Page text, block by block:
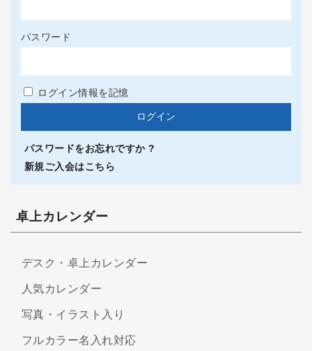
パスワード
ログイン情報を記憶
パスワードをお忘れですか ?
新規ご入会はこちら
卓上カレンダー
デスク・卓上カレンダー
人気カレンダー
写真・イラスト入り
フルカラー名入れ対応